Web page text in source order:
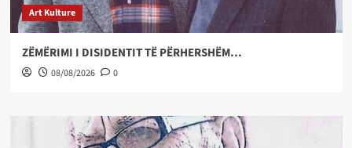
Art Kulture
ZËMËRIMI I DISIDENTIT TË PËRHERSHËM…
08/08/2026 0